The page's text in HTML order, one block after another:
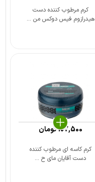
کرم مرطوب کننده دست
هیدرازوم فیس دوکس من ...
کرم کاسه ای مرطوب کننده
دست آقایان مای ح ...
107,500تومان